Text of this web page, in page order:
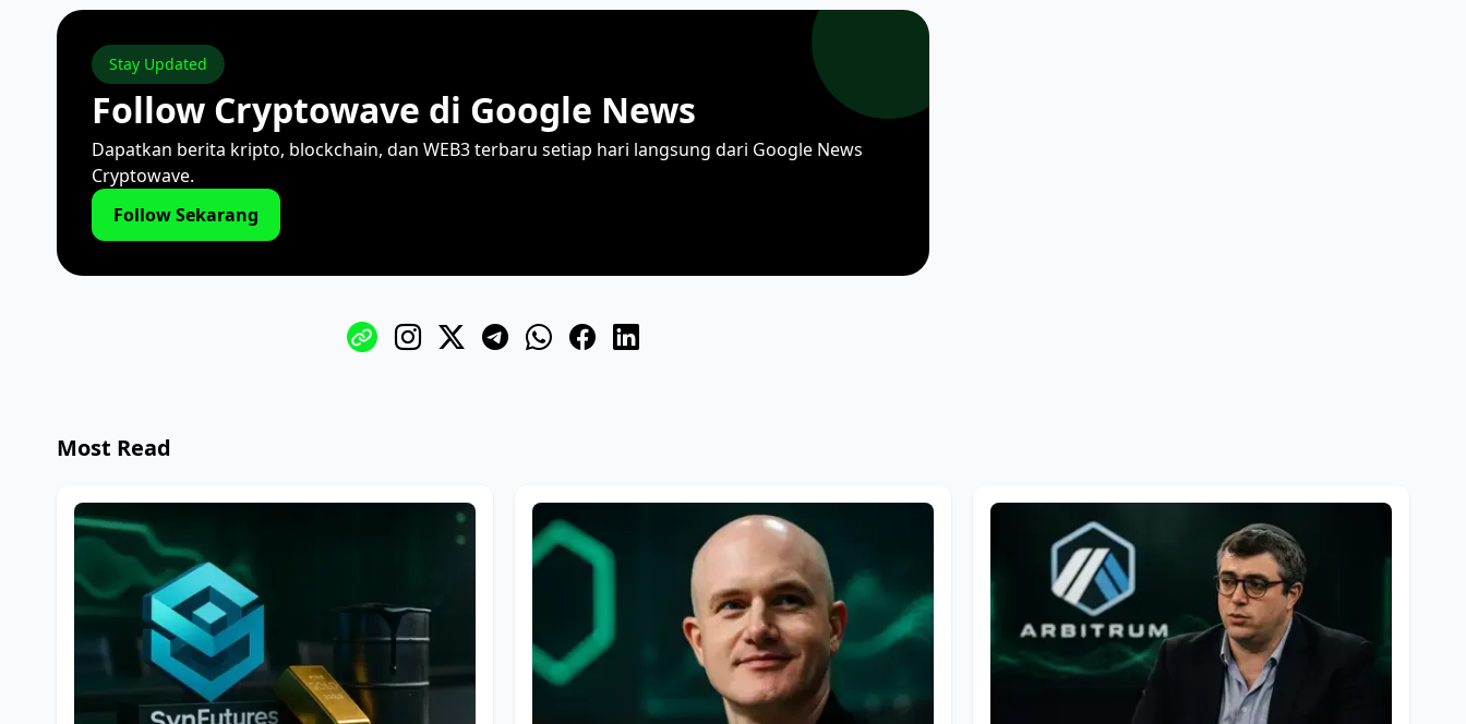
Stay Updated
Follow Cryptowave di Google News
Dapatkan berita kripto, blockchain, dan WEB3 terbaru setiap hari langsung dari Google News
Cryptowave.
Follow Sekarang
Most Read